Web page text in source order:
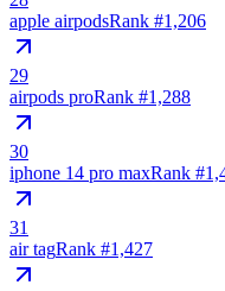
apple airpodsRank #1,206
29
airpods proRank #1,288
30
iphone 14 pro maxRank #
31
air tagRank #1,427